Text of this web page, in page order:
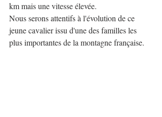
km mais une vitesse élevée.
Nous serons attentifs à l'évolution de ce
jeune cavalier issu d'une des familles les
plus importantes de la montagne française.